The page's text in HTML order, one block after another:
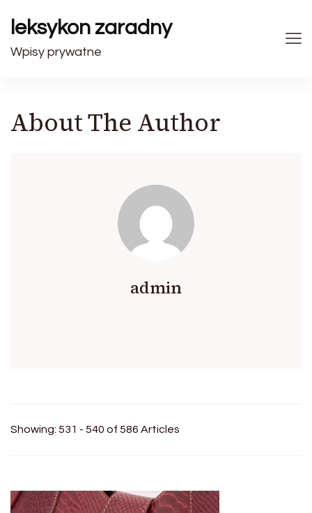
leksykon zaradny
Wpisy prywatne
About The Author
admin
Showing: 531 - 540 of 586 Articles